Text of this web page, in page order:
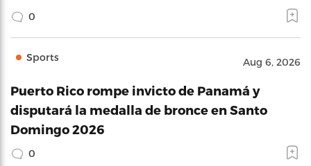
0
Sports Aug 6, 2026
Puerto Rico rompe invicto de Panamá y
disputará la medalla de bronce en Santo
Domingo 2026
0